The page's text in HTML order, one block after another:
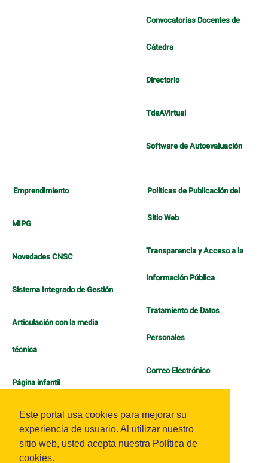
Este portal usa cookies para mejorar su
experiencia de usuario. Al utilizar nuestro
sitio web, usted acepta nuestra Política de
cookies.
Convocatorias Docentes de
Cátedra
Directorio
TdeAVirtual
Software de Autoevaluación
Emprendimiento
MIPG
Novedades CNSC
Sistema Integrado de Gestión
Articulación con la media
técnica
Página infantil
Políticas de Publicación del
Sitio Web
Transparencia y Acceso a la
Información Pública
Tratamiento de Datos
Personales
Correo Electrónico